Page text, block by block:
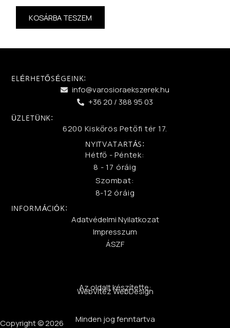
KOSÁRBA TESZEM
ELÉRHETŐSÉGEINK:
info@varosioraekszerek.hu
+36 20 / 388 95 03
ÜZLETÜNK:
6200 Kiskőrös Petőfi tér 17.
NYITVATARTÁS:
Hétfő - Péntek:
8 - 17 óráig
Szombat:
8-12 óráig
INFORMÁCIÓK:
Adatvédelmi Nyilatkozat
Impresszum
ÁSZF
Az oldalt készítette:
WebVitéz WebDesign
Minden jog fenntartva
Copyright © 2026